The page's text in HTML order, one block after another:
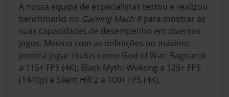
A nossa equipa de especialistas testou e realizou
benchmarks no Gaming Mach 6para mostrar as
suas capacidades de desempenho em diversos
jogos. Mesmo com as definições no máximo,
poderá jogar títulos como God of War: Ragnarök
a 115+ FPS (4K), Black Myth: Wukong a 125+ FPS
(1440p) e Silent Hill 2 a 100+ FPS (4K).